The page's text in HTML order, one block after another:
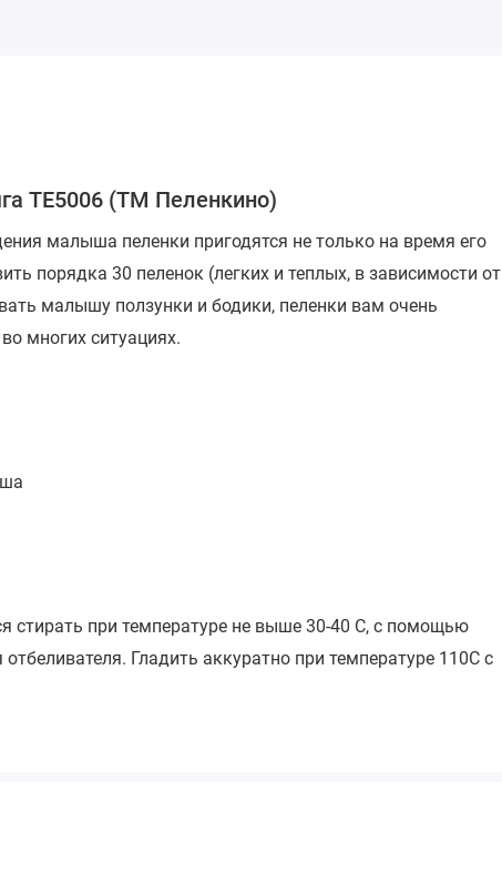
TE5006 (ТМ Пеленкино)
малыша пеленки пригодятся не только на время его
порядка 30 пеленок (легких и теплых, в зависимости от
малышу ползунки и бодики, пеленки вам очень
многих ситуациях.
стирать при температуре не выше 30-40 С, с помощью
Гладить аккуратно при температуре 110С с